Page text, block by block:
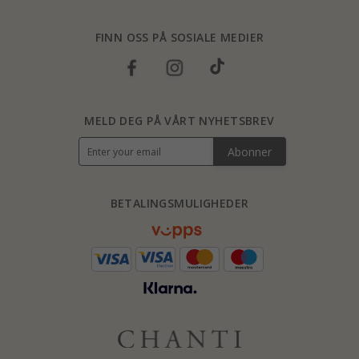
FINN OSS PÅ SOSIALE MEDIER
BETALINGSMULIGHEDER
MELD DEG PÅ VÅRT NYHETSBREV
Abonner